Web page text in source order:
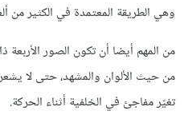
وهي الطريقة المعتمدة في الكثير من
من المهم أيضا أن تكون الصور
من حيث الألوان والمشهد، حتى لا
تغيّر مفاجئ في الخلفية أثناء الحركة.